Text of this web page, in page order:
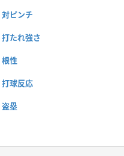
対ピンチ
打たれ強さ
根性
打球反応
盗塁